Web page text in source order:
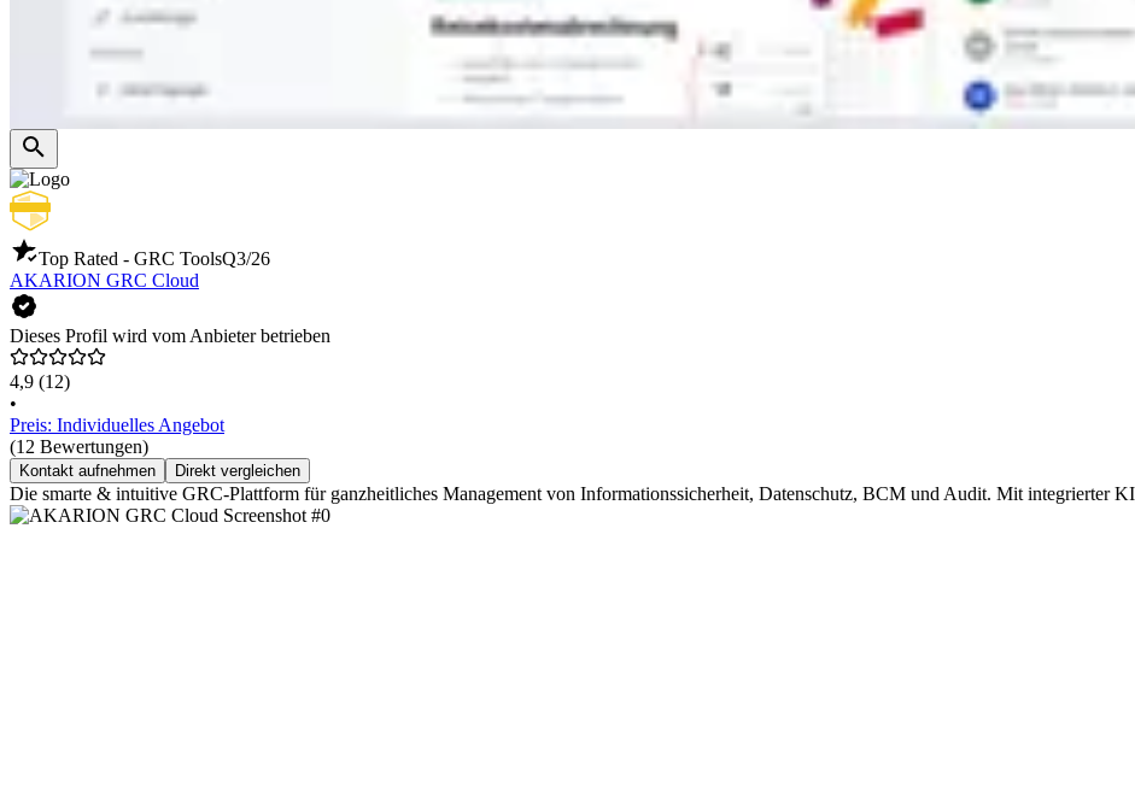
Top Rated - GRC ToolsQ3/26
AKARION GRC Cloud
Dieses Profil wird vom Anbieter betrieben
4,9 (12)
•
Preis: Individuelles Angebot
(12 Bewertungen)
Kontakt aufnehmen Direkt vergleichen
Die smarte & intuitive GRC-Plattform für ganzheitliches Management von Informationssicherheit, Datenschutz, BCM und Audit. Mit integrierter